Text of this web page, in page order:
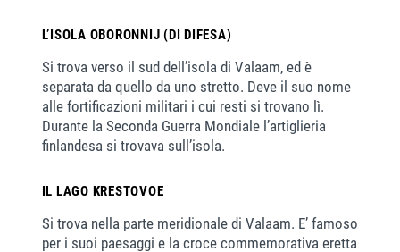
L’ISOLA OBORONNIJ (DI DIFESA)
Si trova verso il sud dell’isola di Valaam, ed è
separata da quello da uno stretto. Deve il suo nome
alle fortificazioni militari i cui resti si trovano lì.
Durante la Seconda Guerra Mondiale l’artiglieria
finlandesa si trovava sull’isola.
IL LAGO KRESTOVOE
Si trova nella parte meridionale di Valaam. E’ famoso
per i suoi paesaggi e la croce commemorativa eretta